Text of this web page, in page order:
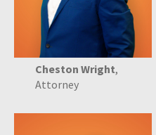
Cheston Wright,
Attorney